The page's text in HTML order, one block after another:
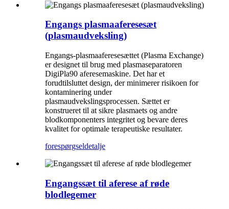
Engangs plasmaaferesesæt
(plasmaudveksling)
Engangs-plasmaaferesesættet (Plasma Exchange)
er designet til brug med plasmaseparatoren
DigiPla90 aferesemaskine. Det har et
forudtilsluttet design, der minimerer risikoen for
kontaminering under
plasmaudvekslingsprocessen. Sættet er
konstrueret til at sikre plasmaets og andre
blodkomponenters integritet og bevare deres
kvalitet for optimale terapeutiske resultater.
forespørgseldetalje
Engangssæt til aferese af røde
blodlegemer